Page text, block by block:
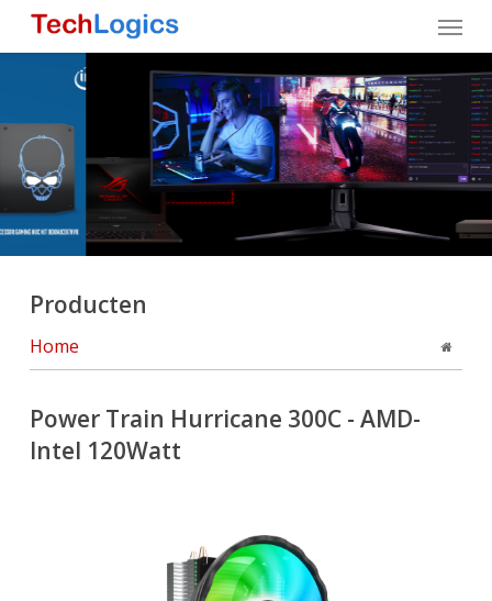
Skip
Menu
Producten
Home
Power Train Hurricane 300C - AMD-
Intel 120Watt